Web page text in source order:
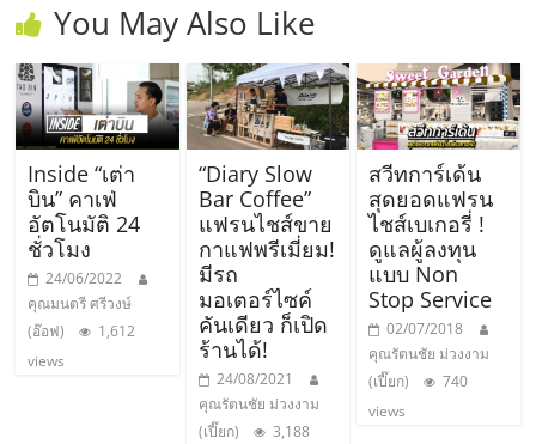
You May Also Like
Inside “เต่า
บิน” คาเฟ่
อัตโนมัติ 24
ชั่วโมง
24/06/2022
คุณมนตรี ศรีวงษ์
(อ๊อฟ)
1,612
views
“Diary Slow
Bar Coffee”
แฟรนไชส์ขาย
กาแฟพรีเมี่ยม!
มีรถ
มอเตอร์ไซค์
คันเดียว ก็เปิด
ร้านได้!
24/08/2021
คุณรัตนชัย ม่วงงาม
(เปี๊ยก)
3,188
สวีทการ์เด้น
สุดยอดแฟรน
ไชส์เบเกอรี่ !
ดูแลผู้ลงทุน
แบบ Non
Stop Service
02/07/2018
คุณรัตนชัย ม่วงงาม
(เปี๊ยก)
740
views